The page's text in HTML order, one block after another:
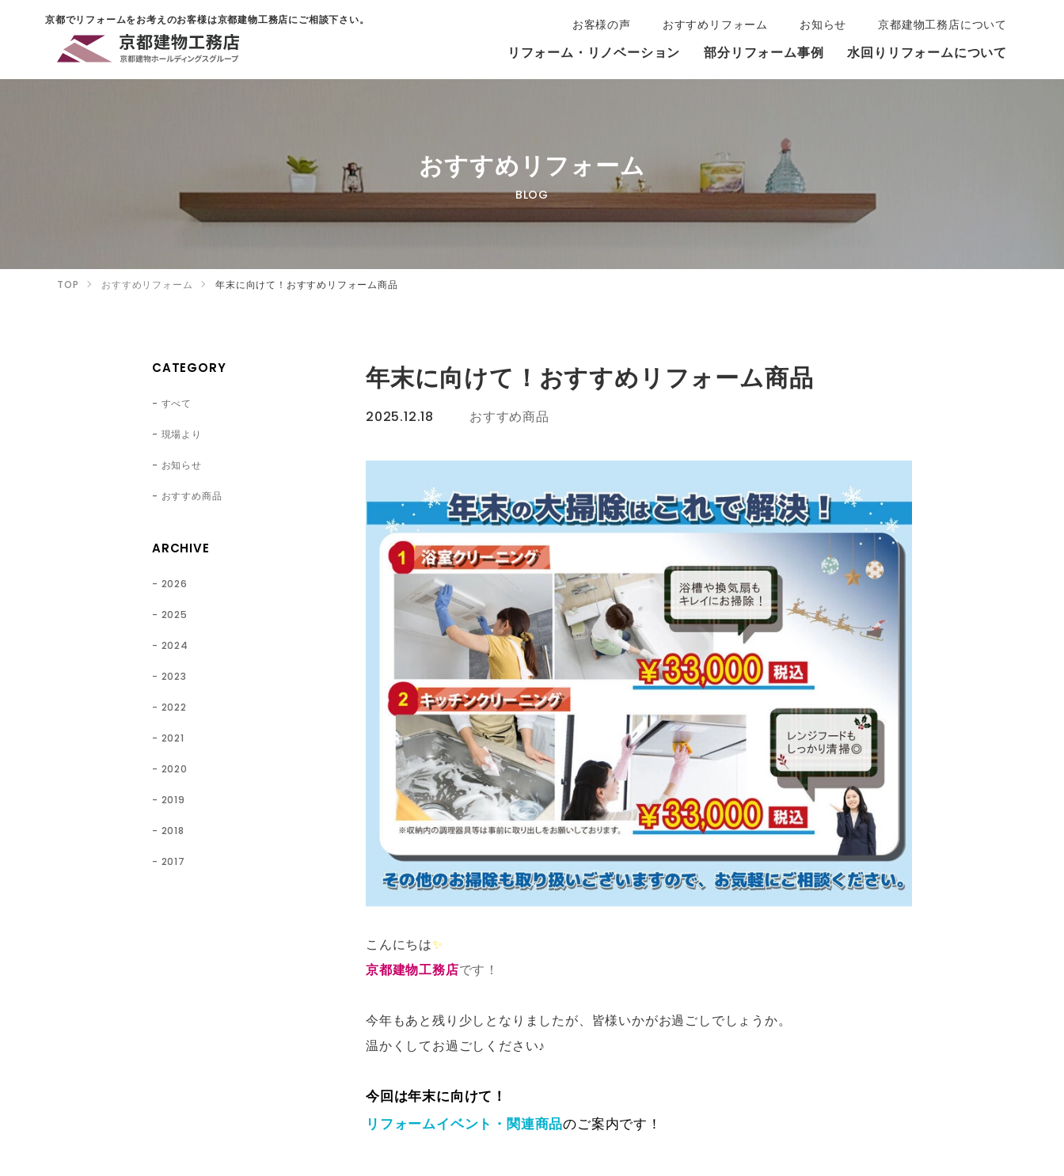
京都でリフォームをお考えのお客様は京都建物工務店にご相談下さい。
リフォーム・リノベーション 部分リフォーム事例 水回りリフォームについて
お客様の声 おすすめリフォーム お知らせ 京都建物工務店について
おすすめリフォーム
BLOG
TOP おすすめリフォーム 年末に向けて！おすすめリフォーム商品
年末に向けて！おすすめリフォーム商品
2025.12.18 おすすめ商品
こんにちは✨
京都建物工務店です！
今年もあと残り少しとなりましたが、皆様いかがお過ごしでしょうか。
温かくしてお過ごしください♪
今回は年末に向けて！
リフォームイベント・関連商品のご案内です！
CATEGORY
すべて
現場より
お知らせ
おすすめ商品
ARCHIVE
2026
2025
2024
2023
2022
2021
2020
2019
2018
2017